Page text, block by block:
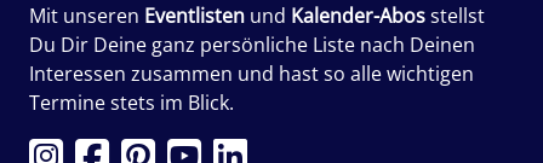
Mit unseren Eventlisten und Kalender-Abosstellst
Du Dir Deine ganz persönliche Liste nach Deinen
Interessen zusammen und hast so alle wichtigen
Termine stets im Blick.